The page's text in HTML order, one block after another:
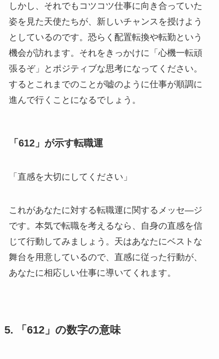
しかし、それでもコツコツ仕事に向き合っていた
姿を見た天使たちが、新しいチャンスを授けよう
としているのです。恐らく配置転換や転勤という
機会が訪れます。それをきっかけに「心機一転頑
張るぞ」とポジティブな思考になってください。
するとこれまでのことが嘘のように仕事が順調に
進んで行くことになるでしょう。
「612」が示す転職運
「直感を大切にしてください」
これがあなたに対する転職運に関するメッセ―ジ
です。本気で転職を考えるなら、自身の直感を信
じて行動してみましょう。天はあなたにベストな
舞台を用意しているので、直感に従った行動が、
あなたに相応しい仕事に導いてくれます。
5. 「612」の数字の意味